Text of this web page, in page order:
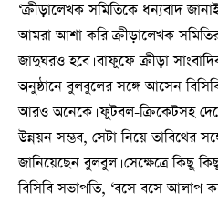
‘ক্রীড়ালেখক সমিতিকে ধন্যবাদ
আমরা আশা করি ক্রীড়ালেখক
জাদুঘরও হবে। বাফুফে ক্রীড়া
অনুষ্ঠানে বুলবুলের সঙ্গে আসেন
আরও অনেকে। ফুটবল-ক্রিকেটসহ
উন্নয়ন সম্ভব, সেটা নিয়ে তাবিথের
জানিয়েছেন বুলবুল। সেক্ষেত্রে কিছু
বিসিবি সভাপতি, ‘বসে বসে আলাপ